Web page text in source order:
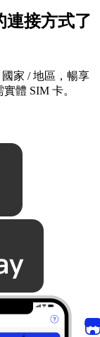
連接方式了
家 / 地區，暢享
體 SIM 卡。